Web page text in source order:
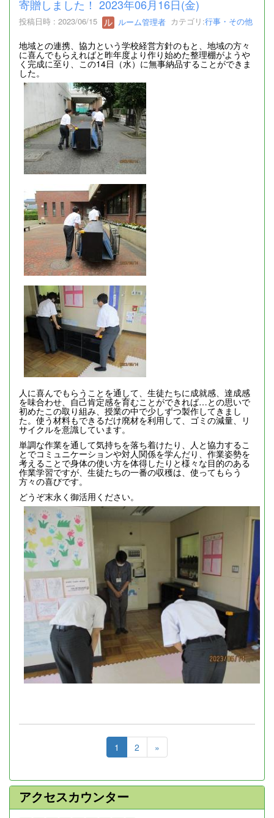
寄贈しました！ 2023年06月16日(金)
投稿日時 : 2023/06/15 ルーム管理者 カテゴリ:行事・その他
地域との連携、協力という学校経営方針のもと、地域の方々
に喜んでもらえればと昨年度より作り始めた整理棚がようや
く完成に至り、この14日（水）に無事納品することができま
した。
人に喜んでもらうことを通して、生徒たちに成就感、達成感
を味合わせ、自己肯定感を育むことができれば…との思いで
初めたこの取り組み、授業の中で少しずつ製作してきまし
た。使う材料もできるだけ廃材を利用して、ゴミの減量、リ
サイクルを意識しています。
単調な作業を通して気持ちを落ち着けたり、人と協力するこ
とでコミュニケーションや対人関係を学んだり、作業姿勢を
考えることで身体の使い方を体得したりと様々な目的のある
作業学習ですが、生徒たちの一番の収穫は、使ってもらう
方々の喜びです。
どうぞ末永く御活用ください。
1 2 »
アクセスカウンター